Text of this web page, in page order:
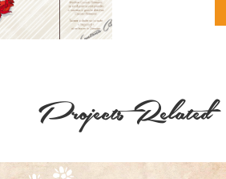
Projects Related